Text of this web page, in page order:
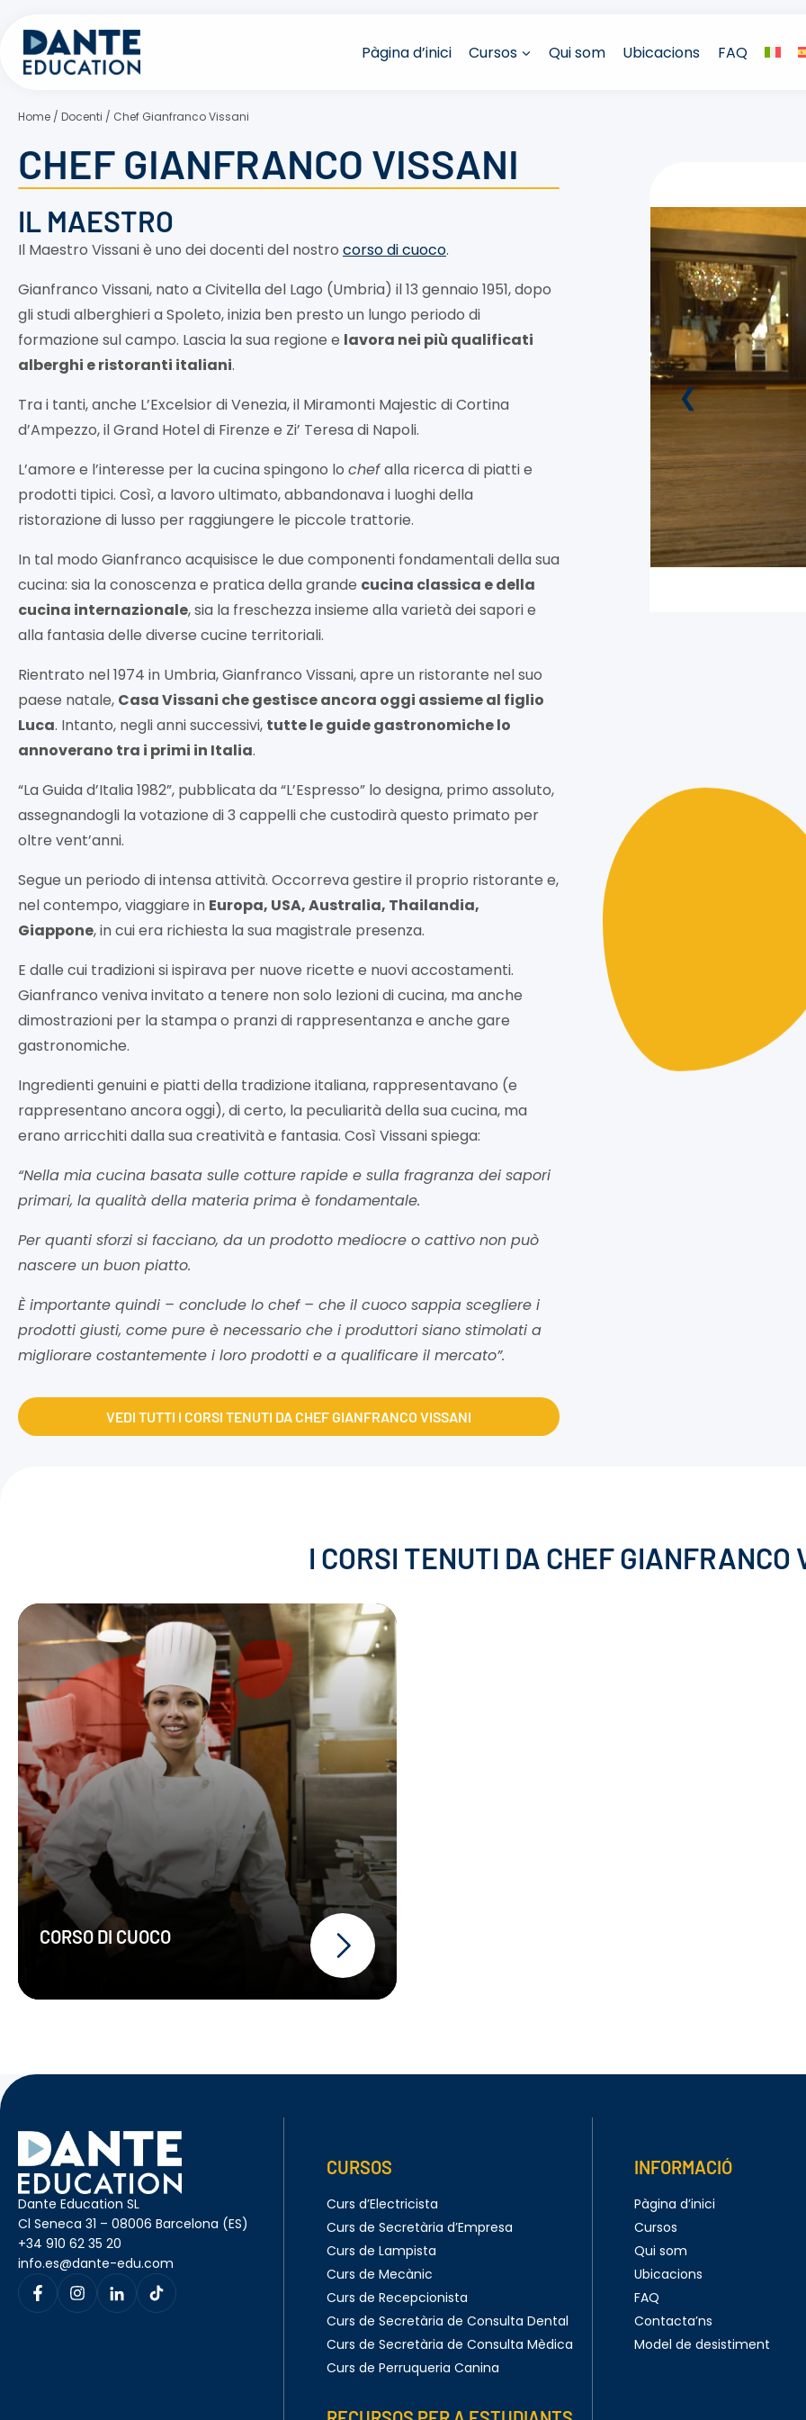
contingut
Pàgina d’inici Cursos Qui som Ubicacions FAQ
Home / Docenti / Chef Gianfranco Vissani
CHEF GIANFRANCO VISSANI
IL MAESTRO
Il Maestro Vissani è uno dei docenti del nostro corso di cuoco.
Gianfranco Vissani, nato a Civitella del Lago (Umbria) il 13 gennaio 1951, dopo
gli studi alberghieri a Spoleto, inizia ben presto un lungo periodo di
formazione sul campo. Lascia la sua regione e lavora nei più qualificati
alberghi e ristoranti italiani.
Tra i tanti, anche L’Excelsior di Venezia, il Miramonti Majestic di Cortina
d’Ampezzo, il Grand Hotel di Firenze e Zi’ Teresa di Napoli.
L’amore e l’interesse per la cucina spingono lo chefalla ricerca di piatti e
prodotti tipici. Così, a lavoro ultimato, abbandonava i luoghi della
ristorazione di lusso per raggiungere le piccole trattorie.
In tal modo Gianfranco acquisisce le due componenti fondamentali della sua
cucina: sia la conoscenza e pratica della grande cucina classica e della
cucina internazionale, sia la freschezza insieme alla varietà dei sapori e
alla fantasia delle diverse cucine territoriali.
Rientrato nel 1974 in Umbria, Gianfranco Vissani, apre un ristorante nel suo
paese natale, Casa Vissani che gestisce ancora oggi assieme al figlio
Luca. Intanto, negli anni successivi, tutte le guide gastronomiche lo
annoverano tra i primi in Italia.
“La Guida d’Italia 1982”, pubblicata da “L’Espresso” lo designa, primo assoluto,
assegnandogli la votazione di 3 cappelli che custodirà questo primato per
oltre vent’anni.
Segue un periodo di intensa attività. Occorreva gestire il proprio ristorante e,
nel contempo, viaggiare in Europa, USA, Australia, Thailandia,
Giappone, in cui era richiesta la sua magistrale presenza.
E dalle cui tradizioni si ispirava per nuove ricette e nuovi accostamenti.
Gianfranco veniva invitato a tenere non solo lezioni di cucina, ma anche
dimostrazioni per la stampa o pranzi di rappresentanza e anche gare
gastronomiche.
Ingredienti genuini e piatti della tradizione italiana, rappresentavano (e
rappresentano ancora oggi), di certo, la peculiarità della sua cucina, ma
erano arricchiti dalla sua creatività e fantasia. Così Vissani spiega:
“Nella mia cucina basata sulle cotture rapide e sulla fragranza dei sapori
primari, la qualità della materia prima è fondamentale.
Per quanti sforzi si facciano, da un prodotto mediocre o cattivo non può
nascere un buon piatto.
È importante quindi – conclude lo chef – che il cuoco sappia scegliere i
prodotti giusti, come pure è necessario che i produttori siano stimolati a
migliorare costantemente i loro prodotti e a qualificare il mercato”.
VEDI TUTTI I CORSI TENUTI DA CHEF GIANFRANCO VISSANI
I CORSI TENUTI DA CHEF GIANFRANCO
CORSO DI CUOCO
Dante Education SL
Cl Seneca 31 – 08006 Barcelona (ES)
+34 910 62 35 20
info.es@dante-edu.com
CURSOS
Curs d’Electricista
Curs de Secretària d’Empresa
Curs de Lampista
Curs de Mecànic
Curs de Recepcionista
Curs de Secretària de Consulta Dental
Curs de Secretària de Consulta Mèdica
Curs de Perruqueria Canina
INFORMACIÓ
Pàgina d’inici
Cursos
Qui som
Ubicacions
FAQ
Contacta’ns
Model de desistiment